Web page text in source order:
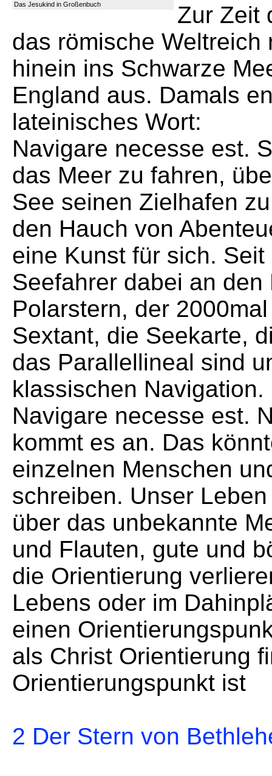
Das Jesukind in Großenbuch
Zur Zeit
das römische Weltreich
hinein ins Schwarze
England aus. Damals
lateinisches Wort:
Navigare necesse est.
das Meer zu fahren,
See seinen Zielhafen
den Hauch von
eine Kunst für sich.
Seefahrer dabei an
Polarstern, der
Sextant, die Seekarte,
das Parallellineal sind
klassischen Navigation.
Navigare necesse est.
kommt es an. Das
einzelnen Menschen
schreiben. Unser
über das unbekannte
und Flauten, gute und
die Orientierung
Lebens oder im
einen
als Christ Orientierung
Orientierungspunkt ist
2 Der Stern von